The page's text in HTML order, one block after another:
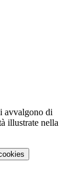
avvalgono di
illustrate nella